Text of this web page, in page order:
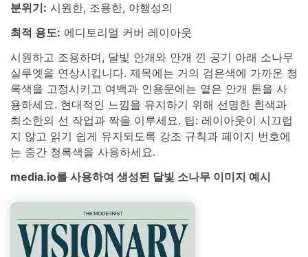
분위기: 시원한, 조용한, 야행성의
최적 용도: 에디토리얼 커버 레이아웃
시원하고 조용하며, 달빛 안개와 안개 낀 공기 아래 소나무
실루엣을 연상시킵니다. 제목에는 거의 검은색에 가까운 청
록색을 고정시키고 여백과 인용문에는 옅은 안개 톤을 사
용하세요. 현대적인 느낌을 유지하기 위해 선명한 흰색과
최소한의 선 작업과 짝을 이루세요. 팁: 레이아웃이 시끄럽
지 않고 읽기 쉽게 유지되도록 강조 규칙과 페이지 번호에
는 중간 청록색을 사용하세요.
media.io를 사용하여 생성된 달빛 소나무 이미지 예시